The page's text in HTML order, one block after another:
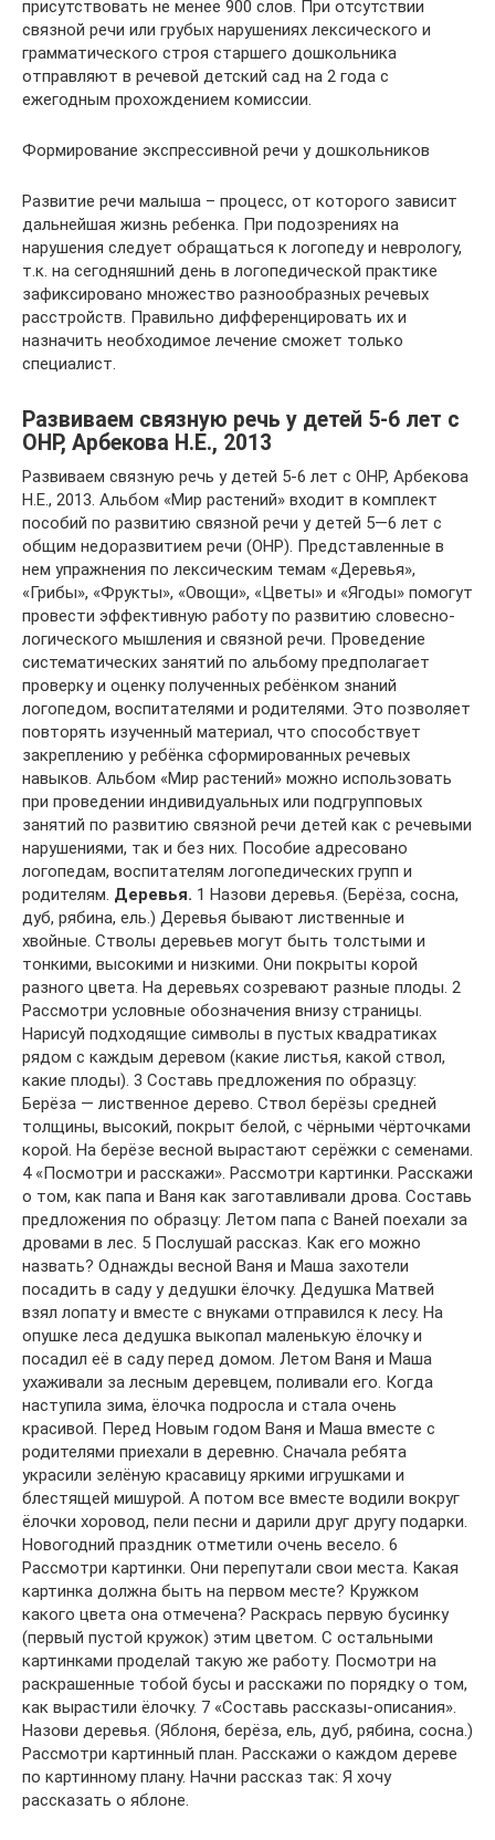
присутствовать не менее 900 слов. При отсутствии
связной речи или грубых нарушениях лексического и
грамматического строя старшего дошкольника
отправляют в речевой детский сад на 2 года с
ежегодным прохождением комиссии.
Формирование экспрессивной речи у дошкольников
Развитие речи малыша – процесс, от которого зависит
дальнейшая жизнь ребенка. При подозрениях на
нарушения следует обращаться к логопеду и неврологу,
т.к. на сегодняшний день в логопедической практике
зафиксировано множество разнообразных речевых
расстройств. Правильно дифференцировать их и
назначить необходимое лечение сможет только
специалист.
Развиваем связную речь у детей 5-6 лет с
ОНР, Арбекова Н.Е., 2013
Развиваем связную речь у детей 5-6 лет с ОНР, Арбекова
Н.Е., 2013. Альбом «Мир растений» входит в комплект
пособий по развитию связной речи у детей 5—6 лет с
общим недоразвитием речи (ОНР). Представленные в
нем упражнения по лексическим темам «Деревья»,
«Грибы», «Фрукты», «Овощи», «Цветы» и «Ягоды» помогут
провести эффективную работу по развитию словесно-
логического мышления и связной речи. Проведение
систематических занятий по альбому предполагает
проверку и оценку полученных ребёнком знаний
логопедом, воспитателями и родителями. Это позволяет
повторять изученный материал, что способствует
закреплению у ребёнка сформированных речевых
навыков. Альбом «Мир растений» можно использовать
при проведении индивидуальных или подгрупповых
занятий по развитию связной речи детей как с речевыми
нарушениями, так и без них. Пособие адресовано
логопедам, воспитателям логопедических групп и
родителям. Деревья. 1 Назови деревья. (Берёза, сосна,
дуб, рябина, ель.) Деревья бывают лиственные и
хвойные. Стволы деревьев могут быть толстыми и
тонкими, высокими и низкими. Они покрыты корой
разного цвета. На деревьях созревают разные плоды. 2
Рассмотри условные обозначения внизу страницы.
Нарисуй подходящие символы в пустых квадратиках
рядом с каждым деревом (какие листья, какой ствол,
какие плоды). 3 Составь предложения по образцу:
Берёза — лиственное дерево. Ствол берёзы средней
толщины, высокий, покрыт белой, с чёрными чёрточками
корой. На берёзе весной вырастают серёжки с семенами.
4 «Посмотри и расскажи». Рассмотри картинки. Расскажи
о том, как папа и Ваня как заготавливали дрова. Составь
предложения по образцу: Летом папа с Ваней поехали за
дровами в лес. 5 Послушай рассказ. Как его можно
назвать? Однажды весной Ваня и Маша захотели
посадить в саду у дедушки ёлочку. Дедушка Матвей
взял лопату и вместе с внуками отправился к лесу. На
опушке леса дедушка выкопал маленькую ёлочку и
посадил её в саду перед домом. Летом Ваня и Маша
ухаживали за лесным деревцем, поливали его. Когда
наступила зима, ёлочка подросла и стала очень
красивой. Перед Новым годом Ваня и Маша вместе с
родителями приехали в деревню. Сначала ребята
украсили зелёную красавицу яркими игрушками и
блестящей мишурой. А потом все вместе водили вокруг
ёлочки хоровод, пели песни и дарили друг другу подарки.
Новогодний праздник отметили очень весело. 6
Рассмотри картинки. Они перепутали свои места. Какая
картинка должна быть на первом месте? Кружком
какого цвета она отмечена? Раскрась первую бусинку
(первый пустой кружок) этим цветом. С остальными
картинками проделай такую же работу. Посмотри на
раскрашенные тобой бусы и расскажи по порядку о том,
как вырастили ёлочку. 7 «Составь рассказы-описания».
Назови деревья. (Яблоня, берёза, ель, дуб, рябина, сосна.)
Рассмотри картинный план. Расскажи о каждом дереве
по картинному плану. Начни рассказ так: Я хочу
рассказать о яблоне.